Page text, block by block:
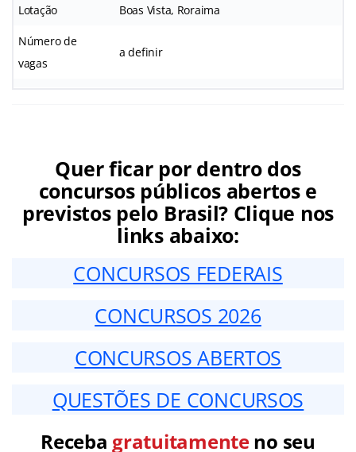
Lotação Boas Vista, Roraima
Número de
vagas
a definir
Quer ficar por dentro dos
concursos públicos abertos e
previstos pelo Brasil? Clique nos
links abaixo:
CONCURSOS FEDERAIS
CONCURSOS 2026
CONCURSOS ABERTOS
QUESTÕES DE CONCURSOS
Receba gratuitamenteno seu